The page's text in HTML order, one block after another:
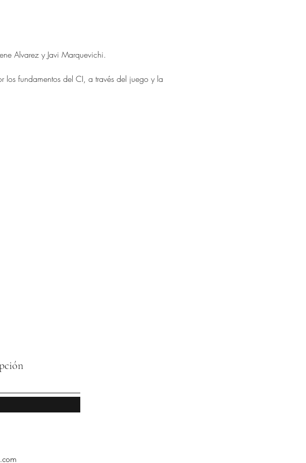
Alvarez y Javi Marquevichi.
fundamentos del CI, a través del juego y la